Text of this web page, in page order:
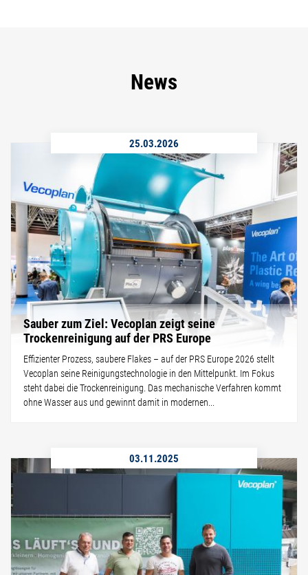
News
25.03.2026
Sauber zum Ziel: Vecoplan zeigt seine
Trockenreinigung auf der PRS Europe
Effizienter Prozess, saubere Flakes – auf der PRS Europe 2026 stellt
Vecoplan seine Reinigungstechnologie in den Mittelpunkt. Im Fokus
steht dabei die Trockenreinigung. Das mechanische Verfahren kommt
ohne Wasser aus und gewinnt damit in modernen...
03.11.2025